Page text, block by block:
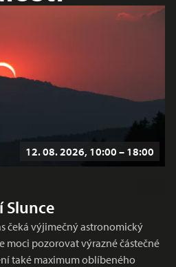
12. 08. 2026, 10:00 – 18:00
Slunce
čeká výjimečný astronomický
moci pozorovat výrazné částečné
také maximum oblíbeného